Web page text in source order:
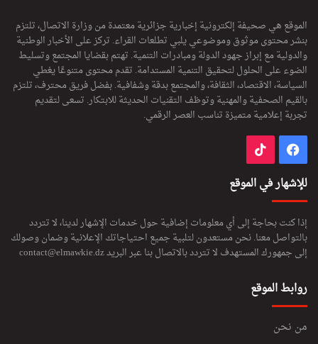
الموقع هي صحيفة إلكترونية إخبارية جزائرية معتمدة من وزارة الاتصال، تلتزم
بنشر محتوى موثوق وموضوعي يلبي تطلعات القراء. تركز على الأخبار الوطنية
والدولية مع إبراز جهود الدولة ومبادرات التنمية. تهتم بقضايا المجتمع وتسليط
الضوء على الحلول لتحقيق التنمية المستدامة. تقدم محتوى متنوعًا يغطي
السياسة، الاقتصاد، الثقافة، والمجتمع بدقة وشفافية. بفضل فريق محترف، تلتزم
بالقيم الصحفية والمهنية وتوظف التقنيات الحديثة للابتكار. تسعى لتقديم
تجربة إعلامية متميزة تناسب العصر الرقمي.
فيسبوك
للإشهار في الموقع
إذا كنت بحاجة إلى أي معلومات إضافية حول خدمات الإشهار لدينا، لا تتردد
بالتواصل معنا. نحن مستعدون لتلبية جميع احتياجاتك الإعلانية وضمان وصولك
إلى جمهورك المستهدف لا تتردد بالاتصال بنا عبر البريدcontact@elmawkie.dz
روابط الموقع
من نحن